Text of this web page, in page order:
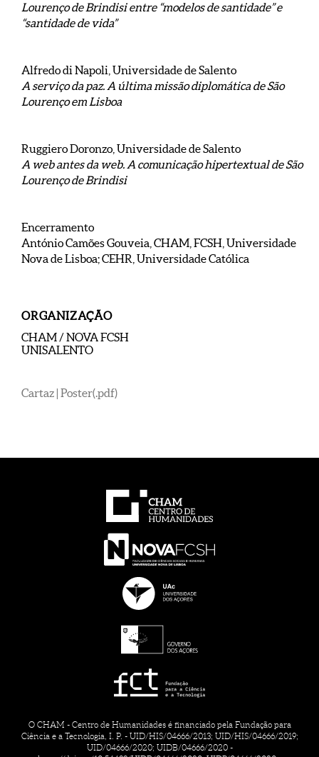
Lourenço de Brindisi entre “modelos de santidade” e
“santidade de vida”
Alfredo di Napoli, Universidade de Salento
A serviço da paz. A última missão diplomática de São
Lourenço em Lisboa
Ruggiero Doronzo, Universidade de Salento
A web antes da web. A comunicação hipertextual de São
Lourenço de Brindisi
Encerramento
António Camões Gouveia, CHAM, FCSH, Universidade
Nova de Lisboa; CEHR, Universidade Católica
ORGANIZAÇÃO
CHAM / NOVA FCSH
UNISALENTO
Cartaz | Poster(.pdf)
O CHAM - Centro de Humanidades é financiado pela Fundação para
Ciência e a Tecnologia, I. P. - UID/HIS/04666/2013; UID/HIS/04666/2019;
UID/04666/2020; UIDB/04666/2020 -